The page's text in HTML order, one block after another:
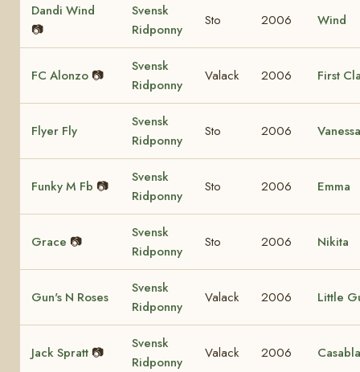
Dandi Wind
📷
Svensk
Ridponny
Sto 2006 Wind
FC Alonzo 📷
Svensk
Ridponny
Valack 2006 First
Flyer Fly
Svensk
Ridponny
Sto 2006 Vanessa
Funky M Fb 📷
Svensk
Ridponny
Sto 2006 Emma
Grace 📷
Svensk
Ridponny
Sto 2006 Nikita
Gun's N Roses
Svensk
Ridponny
Valack 2006 Little
Jack Spratt 📷
Svensk
Ridponny
Valack 2006